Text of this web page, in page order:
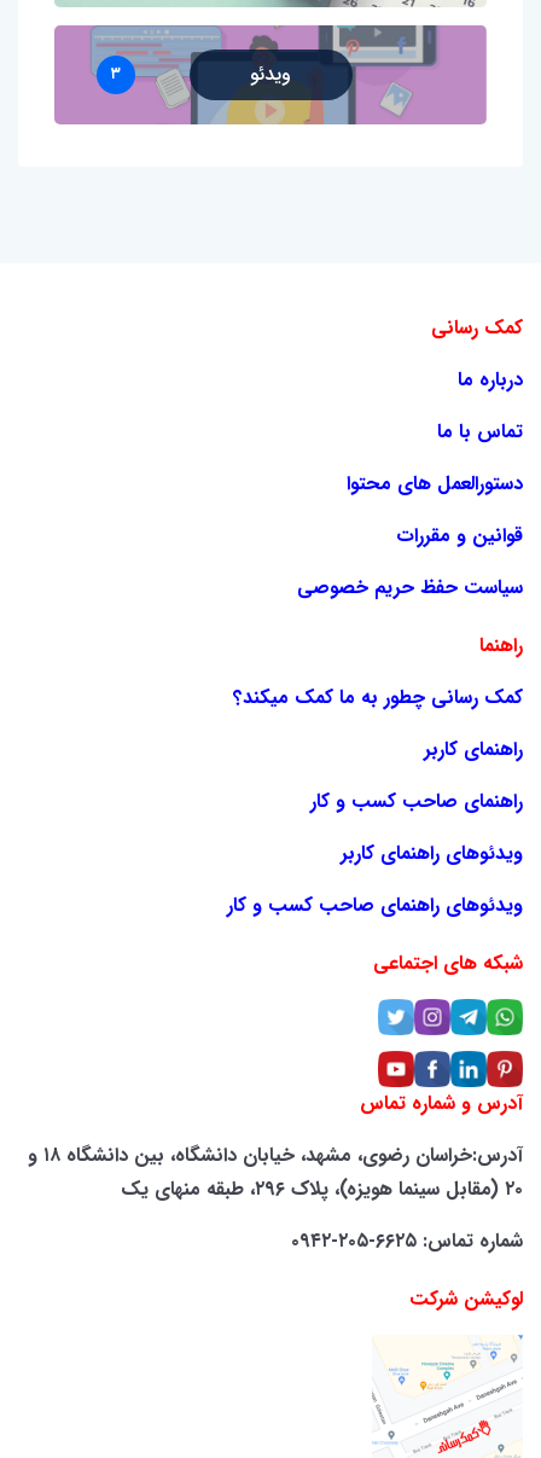
ویدئو ۳
کمک رسانی
درباره ما
تماس با ما
دستورالعمل های محتوا
قوانین و مقررات
سیاست حفظ حریم خصوصی
راهنما
کمک رسانی چطور به ما کمک میکند؟
راهنمای کاربر
راهنمای صاحب کسب و کار
ویدئوهای راهنمای کاربر
ویدئوهای راهنمای صاحب کسب و کار
شبکه های اجتماعی
آدرس و شماره تماس
آدرس:خراسان رضوی، مشهد، خیابان دانشگاه، بین دانشگاه ۱۸ و
۲۰ (مقابل سینما هویزه)، پلاک ۲۹۶، طبقه منهای یک
شماره تماس: ۶۶۲۵-۲۰۵-۰۹۴۲
لوکیشن شرکت